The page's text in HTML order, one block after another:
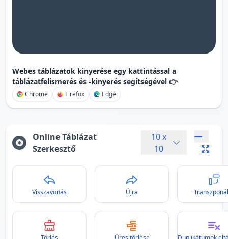
Webes táblázatok kinyerése egy kattintással a
táblázatfelismerés és -kinyerés segítségével 👉
Chrome Firefox Edge
Online Táblázat
Szerkesztő
10x
10
Visszavonás Újra